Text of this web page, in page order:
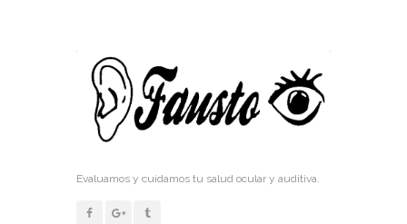
Evaluamos y cuidamos tu salud ocular y auditiva.